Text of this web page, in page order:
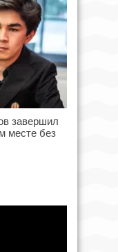
завершил
месте без